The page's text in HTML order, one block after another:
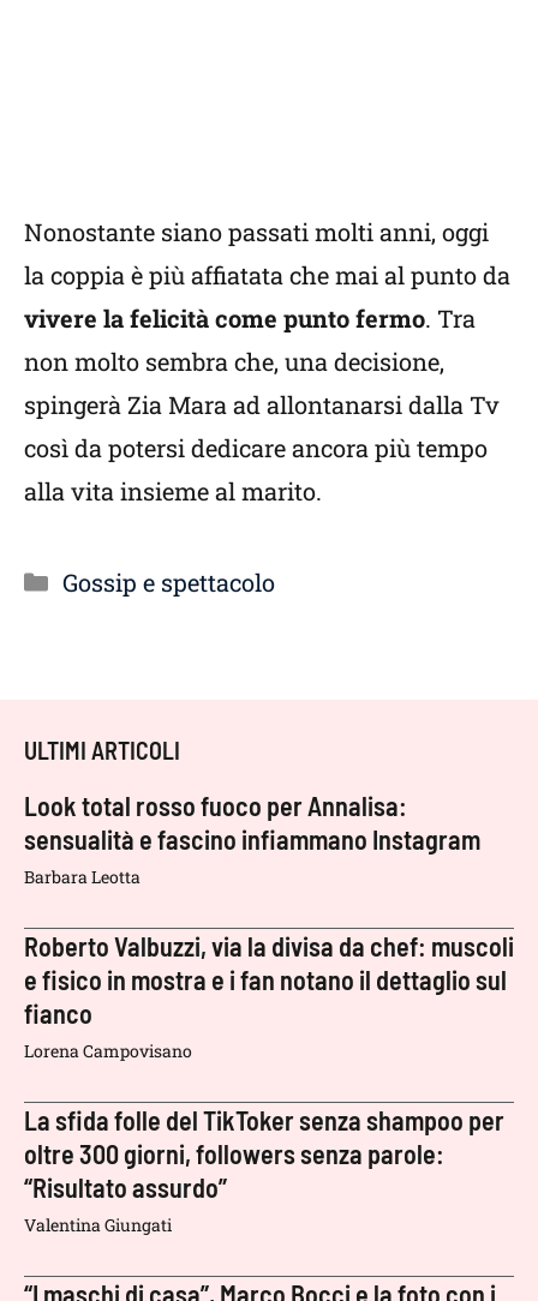
Nonostante siano passati molti anni, oggi
la coppia è più affiatata che mai al punto da
vivere la felicità come punto fermo. Tra
non molto sembra che, una decisione,
spingerà Zia Mara ad allontanarsi dalla Tv
così da potersi dedicare ancora più tempo
alla vita insieme al marito.
Categorie
Gossip e spettacolo
ULTIMI ARTICOLI
Look total rosso fuoco per Annalisa:
sensualità e fascino infiammano Instagram
Barbara Leotta
Roberto Valbuzzi, via la divisa da chef: muscoli
e fisico in mostra e i fan notano il dettaglio sul
fianco
Lorena Campovisano
La sfida folle del TikToker senza shampoo per
oltre 300 giorni, followers senza parole:
“Risultato assurdo”
Valentina Giungati
“I maschi di casa”, Marco Bocci e la foto con i